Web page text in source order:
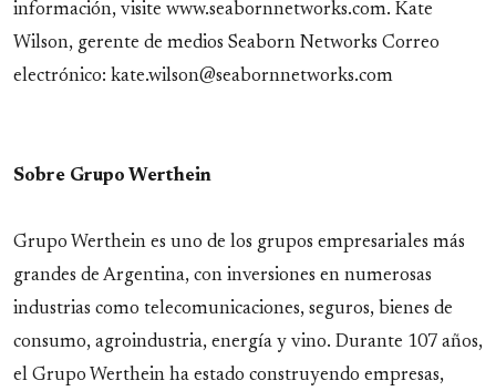
información, visite www.seabornnetworks.com. Kate
Wilson, gerente de medios Seaborn Networks Correo
electrónico: kate.wilson@seabornnetworks.com
Sobre Grupo Werthein
Grupo Werthein es uno de los grupos empresariales más
grandes de Argentina, con inversiones en numerosas
industrias como telecomunicaciones, seguros, bienes de
consumo, agroindustria, energía y vino. Durante 107 años,
el Grupo Werthein ha estado construyendo empresas,